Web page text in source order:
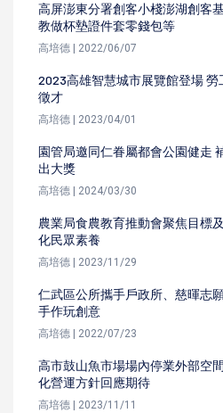
高屏澎東分署創客小棧澎湖創客
教做杯墊證件套零錢包等
高培德 | 2022/06/07
2023高雄智慧城市展覽館登場
徵才
高培德 | 2023/04/01
園管局邀同仁眷屬都會公園健走
出大獎
高培德 | 2024/03/30
農業局食農教育推動會聚焦目標
化民眾素養
高培德 | 2023/11/29
仁武區公所攜手戶政所、慈暉志
手作玩創意
高培德 | 2022/07/23
高市鼓山魚市場場內停業外部空
化營運方針回應期待
高培德 | 2023/11/11